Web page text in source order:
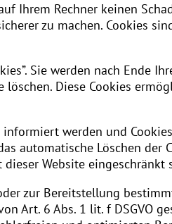
Ihrem Rechner keinen
zu machen. Cookies
Sie werden nach Ende
Diese Cookies
werden und
automatische Löschen der
Website eingeschränkt
zur Bereitstellung
Art. 6 Abs. 1 lit. f DSGVO